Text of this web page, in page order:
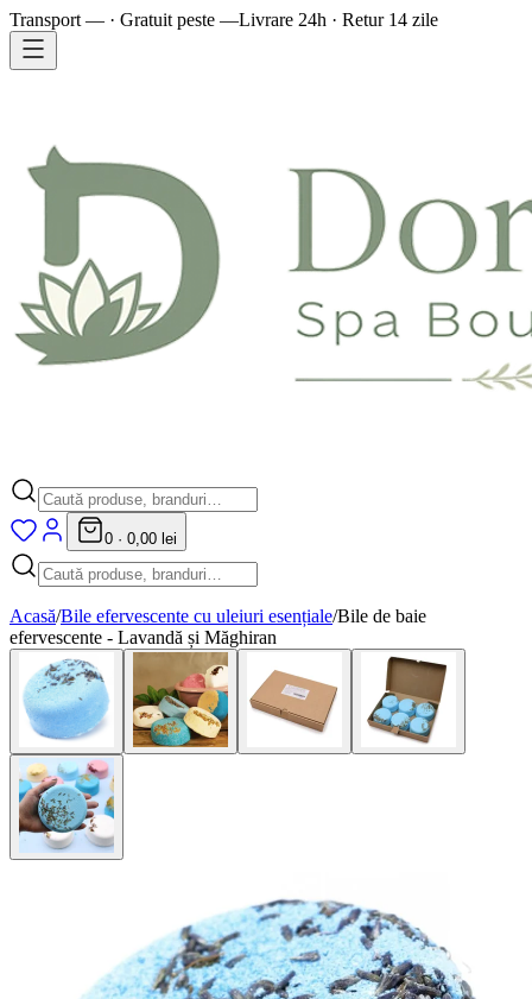
Transport — · Gratuit peste —Livrare 24h · Retur 14 zile
0 · 0,00 lei
Acasă/Bile efervescente cu uleiuri esențiale/Bile de baie
efervescente - Lavandă și Măghiran